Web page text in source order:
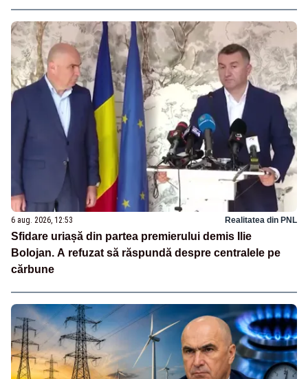
6 aug. 2026, 12:53 Realitatea din PNL
Sfidare uriașă din partea premierului demis Ilie
Bolojan. A refuzat să răspundă despre centralele pe
cărbune